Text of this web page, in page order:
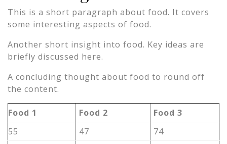
This is a short paragraph about food. It covers
some interesting aspects of food.
Another short insight into food. Key ideas are
briefly discussed here.
A concluding thought about food to round off
the content.
Food 1 Food 2
Food 3
55
47
74